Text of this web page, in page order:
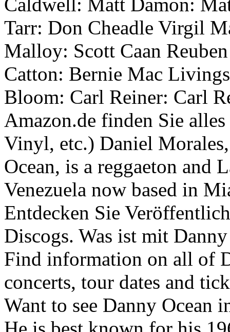
Tarr: Don Cheadle Virgil
Malloy: Scott Caan
Catton: Bernie Mac
Bloom: Carl Reiner: Carl
Amazon.de finden Sie
Vinyl, etc.) Daniel
Ocean, is a reggaeton and
Venezuela now based in
Entdecken Sie
Discogs. Was ist mit
Find information on all of
concerts, tour dates and
Want to see Danny Ocean